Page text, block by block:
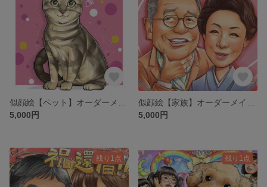
5,000円
5,000円
残り1点 残り1点